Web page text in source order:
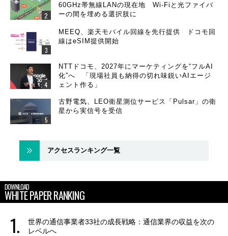
60GHz帯無線LANの現在地 Wi-Fiと光ファイバ
ーの間を埋める選択肢に
MEEQ、楽天モバイル回線を先行提供 ドコモ回
線はeSIM提供開始
NTTドコモ、2027年にマーケティングを“フルAI
化”へ 「現場社員も納得の切れ味鋭いAIエージ
ェント作る」
古野電気、LEO衛星測位サービス「Pulsar」の衛
星から実信号を受信
アクセスランキング一覧
DOWNLOAD
WHITE PAPER RANKING
世界の通信事業者33社の成長戦略：通信業界の収益を次の
レベルへ